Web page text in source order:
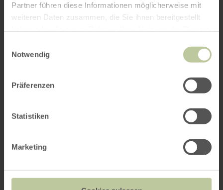
Partner führen diese Informationen möglicherweise mit
weiteren Daten zusammen, die Sie ihnen bereitgestellt
Notwendig
Präferenzen
Statistiken
Marketing